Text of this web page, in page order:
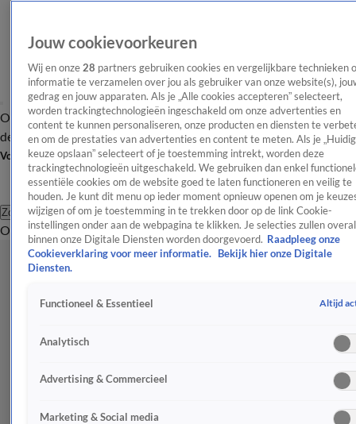
OverzichtAfleveringen Entertainment TV Algemeen
Tip
de redactieNieuwsbrief
Volg Shownieuws
Zoeken
OverzichtEntertainmentSpraakmakendRealityCrimeVideo's
Jouw cookievoorkeuren
Wij en onze 28 partners gebruiken cookies en vergelijkbare technieken
informatie te verzamelen over jou als gebruiker van onze website(s),
gedrag en jouw apparaten. Als je „Alle cookies accepteren” selecteert,
worden trackingtechnologieën ingeschakeld om onze advertenties en
content te kunnen personaliseren, onze producten en diensten te
en om de prestaties van advertenties en content te meten. Als je
keuze opslaan” selecteert of je toestemming intrekt, worden deze
trackingtechnologieën uitgeschakeld. We gebruiken dan enkel
essentiële cookies om de website goed te laten functioneren en veilig te
houden. Je kunt dit menu op ieder moment opnieuw openen om je
wijzigen of om je toestemming in te trekken door op de link Cookie-
instellingen onder aan de webpagina te klikken. Je selecties zullen overal
binnen onze Digitale Diensten worden doorgevoerd. Raadpleeg onze
Cookieverklaring voor meer informatie.
Bekijk hier onze Digitale
Diensten.
Functioneel & Essentieel Altijd
Analytisch
Advertising & Commercieel
Marketing & Social media